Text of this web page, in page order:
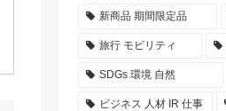
新商品 期間限定品
旅行 モビリティ
SDGs 環境 自然
ビジネス 人材 IR 仕事